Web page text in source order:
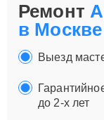
Ремонт
в Москве
Выезд
до 2-х лет